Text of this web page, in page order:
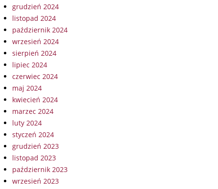
grudzień 2024
listopad 2024
październik 2024
wrzesień 2024
sierpień 2024
lipiec 2024
czerwiec 2024
maj 2024
kwiecień 2024
marzec 2024
luty 2024
styczeń 2024
grudzień 2023
listopad 2023
październik 2023
wrzesień 2023